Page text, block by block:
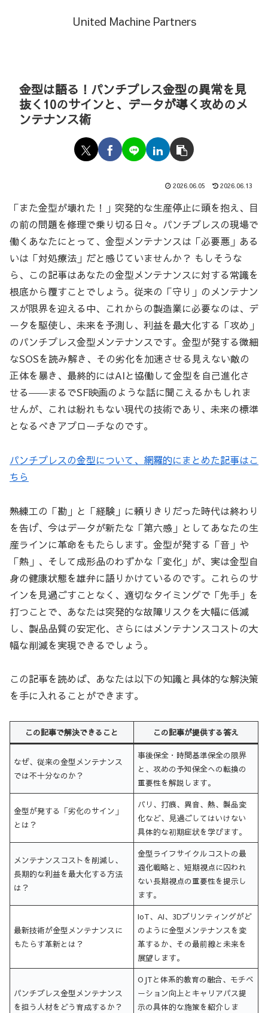
United Machine Partners
金型は語る！パンチプレス金型の異常を見
抜く10のサインと、データが導く攻めのメ
ンテナンス術
2026.06.05 2026.06.13
「また金型が壊れた！」突発的な生産停止に頭を抱え、目
の前の問題を修理で乗り切る日々。パンチプレスの現場で
働くあなたにとって、金型メンテナンスは「必要悪」ある
いは「対処療法」だと感じていませんか？ もしそうな
ら、この記事はあなたの金型メンテナンスに対する常識を
根底から覆すことでしょう。従来の「守り」のメンテナン
スが限界を迎える中、これからの製造業に必要なのは、デ
ータを駆使し、未来を予測し、利益を最大化する「攻め」
のパンチプレス金型メンテナンスです。金型が発する微細
なSOSを読み解き、その劣化を加速させる見えない敵の
正体を暴き、最終的にはAIと協働して金型を自己進化さ
せる――まるでSF映画のような話に聞こえるかもしれま
せんが、これは紛れもない現代の技術であり、未来の標準
となるべきアプローチなのです。
パンチプレスの金型について、網羅的にまとめた記事はこ
ちら
熟練工の「勘」と「経験」に頼りきりだった時代は終わり
を告げ、今はデータが新たな「第六感」としてあなたの生
産ラインに革命をもたらします。金型が発する「音」や
「熱」、そして成形品のわずかな「変化」が、実は金型自
身の健康状態を雄弁に語りかけているのです。これらのサ
インを見過ごすことなく、適切なタイミングで「先手」を
打つことで、あなたは突発的な故障リスクを大幅に低減
し、製品品質の安定化、さらにはメンテナンスコストの大
幅な削減を実現できるでしょう。
この記事を読めば、あなたは以下の知識と具体的な解決策
を手に入れることができます。
この記事で解決できること この記事が提供する答え
なぜ、従来の金型メンテナンス
では不十分なのか？
事後保全・時間基準保全の限界
と、攻めの予知保全への転換の
重要性を解説します。
金型が発する「劣化のサイン」
とは？
バリ、打痕、異音、熱、製品変
化など、見過ごしてはいけない
具体的な初期症状を学びます。
メンテナンスコストを削減し、
長期的な利益を最大化する方法
は？
金型ライフサイクルコストの最
適化戦略と、短期視点に囚われ
ない長期視点の重要性を提示し
ます。
最新技術が金型メンテナンスに
もたらす革新とは？
IoT、AI、3Dプリンティングがど
のように金型メンテナンスを変
革するか、その最前線と未来を
展望します。
パンチプレス金型メンテナンス
を担う人材をどう育成するか？
OJTと体系的教育の融合、モチベ
ーション向上とキャリアパス提
示の具体的な施策を紹介しま